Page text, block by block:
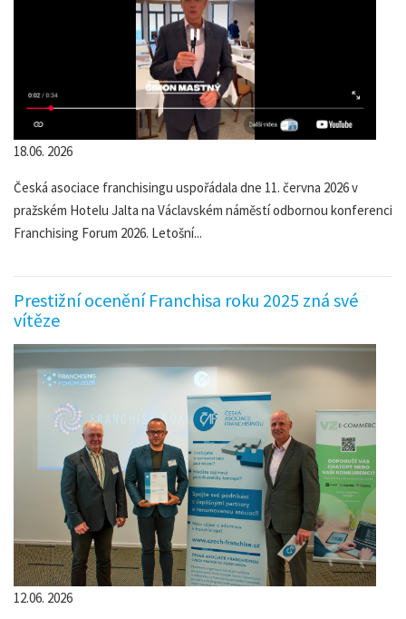
18.06. 2026
Česká asociace franchisingu uspořádala dne 11. června 2026 v
pražském Hotelu Jalta na Václavském náměstí odbornou konferenci
Franchising Forum 2026. Letošní...
Prestižní ocenění Franchisa roku 2025 zná své
vítěze
12.06. 2026